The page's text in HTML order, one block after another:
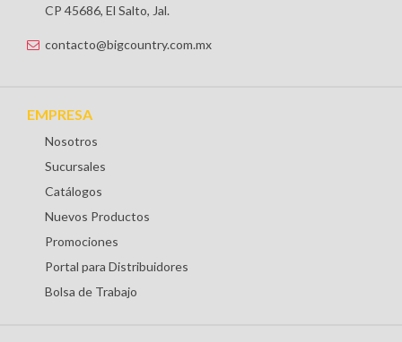
CP 45686, El Salto, Jal.
contacto@bigcountry.com.mx
EMPRESA
Nosotros
Sucursales
Catálogos
Nuevos Productos
Promociones
Portal para Distribuidores
Bolsa de Trabajo